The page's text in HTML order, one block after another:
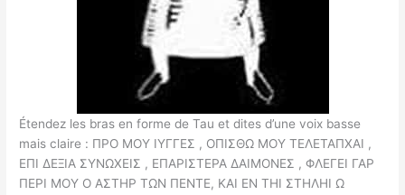
Étendez les bras en forme de Tau et dites d’une voix basse
mais claire : ΠΡΟ ΜΟΥ ΙΥΓΓΕΣ , ΟΠΙΣΘΩ ΜΟΥ ΤΕΛΕΤΑΠΧΑΙ ,
ΕΠΙ ΔΕΞΙΑ ΣΥΝΩΧΕΙΣ , ΕΠΑΡΙΣΤΕΡΑ ΔΑΙΜΟΝΕΣ , ΦΛΕΓΕΙ ΓΑΡ
ΠΕΡΙ ΜΟΥ Ο ΑΣΤΗΡ ΤΩΝ ΠΕΝΤΕ, ΚΑΙ ΕΝ ΤΗΙ ΣΤΗΛΗΙ Ω